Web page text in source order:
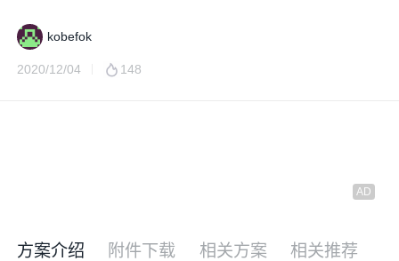
kobefok
2020/12/04 148
方案介绍 附件下载 相关方案 相关推荐